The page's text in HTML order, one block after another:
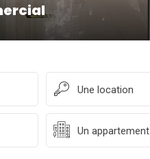
Une location
Un appartement